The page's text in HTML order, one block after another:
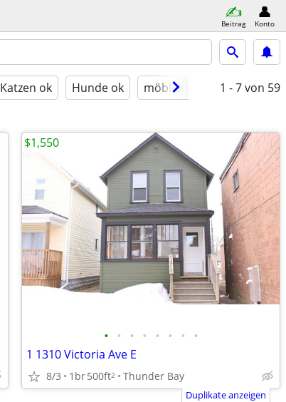
Beitrag Konto
Katzen ok Hunde ok möbliert 1 - 7von 59
• • • • • • • •
1 1310 Victoria Ave E
8/3 1br500ft2 Thunder Bay
$1,550
Duplikate anzeigen